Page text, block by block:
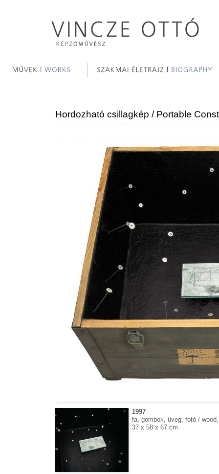
Hordozható csillagkép / Portable
1997
fa, gombok, üveg, fotó /
37 x 58 x 67 cm